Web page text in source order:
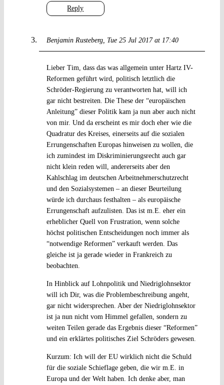
Reply
Benjamin Rusteberg Tue 25 Jul 2017 at 17:40
Lieber Tim, dass das was allgemein unter Hartz IV-
Reformen geführt wird, politisch letztlich die
Schröder-Regierung zu verantworten hat, will ich
gar nicht bestreiten. Die These der “europäischen
Anleitung” dieser Politik kam ja nun aber auch nicht
von mir. Und da erscheint es mir doch eher wie die
Quadratur des Kreises, einerseits auf die sozialen
Errungenschaften Europas hinweisen zu wollen, die
ich zumindest im Diskriminierungsrecht auch gar
nicht klein reden will, andererseits aber den
Kahlschlag im deutschen Arbeitnehmerschutzrecht
und den Sozialsystemen – an dieser Beurteilung
würde ich durchaus festhalten – als europäische
Errungenschaft aufzulisten. Das ist m.E. eher ein
erheblicher Quell von Frustration, wenn solche
höchst politischen Entscheidungen noch immer als
“notwendige Reformen” verkauft werden. Das
gleiche ist ja gerade wieder in Frankreich zu
beobachten.
In Hinblick auf Lohnpolitik und Niedriglohnsektor
will ich Dir, was die Problembeschreibung angeht,
gar nicht widersprechen. Aber der Niedriglohnsektor
ist ja nun nicht vom Himmel gefallen, sondern zu
weiten Teilen gerade das Ergebnis dieser “Reformen”
und ein erklärtes politisches Ziel Schröders gewesen.
Kurzum: Ich will der EU wirklich nicht die Schuld
für die soziale Schieflage geben, die wir m.E. in
Europa und der Welt haben. Ich denke aber, man